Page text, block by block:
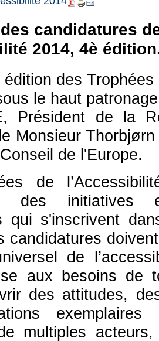
candidatures
2014, 4è
des
le haut
Président de la
Monsieur
de l'Europe.
de
des initiatives
qui s'inscrivent
candidatures
de
aux besoins de
des attitudes,
multiples